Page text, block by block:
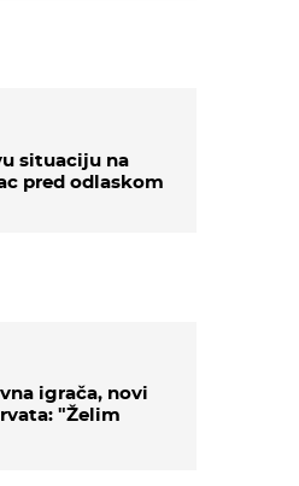
situaciju na
pred odlaskom
igrača, novi
"Želim